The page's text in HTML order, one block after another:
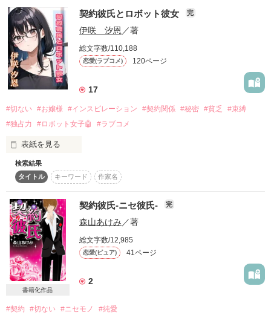
恋愛って、キラキラしているものだと思ってた。
正反対な二人が出会って、運命が始まる。
傷付けることなく
愛することが
できたなら。
なんの迷いも無く
抱きしめることが
できたなら…。
どれだけ 幸せなんだろう。
契約上の彼氏…。
作品を読む
契約彼氏とロボット彼女 完
伊咲 汐恩 ／著
総文字数/110,188
恋愛(ラブコメ) 120ページ
17
#切ない #お嬢様 #インスピレーション #契約関係 #秘密 #貧乏
#束縛
#独占力
#ロボット女子🤖 #ラブコメ
表紙を見る
✼••┈┈••✼••┈┈••✼••┈┈••✼••┈┈••✼
2023年 4月11日
野いちご編集部オススメ作品として
掲載していただきました😊
✼••┈┈••✼••┈┈••✼••┈┈••✼••┈┈••✼
検索結果
タイトル
キーワード 作家名
書籍化作品
契約彼氏-ニセ彼氏- 完
森山あけみ ／著
総文字数/12,985
恋愛(ピュア) 41ページ
2
#契約 #切ない #ニセモノ #純愛